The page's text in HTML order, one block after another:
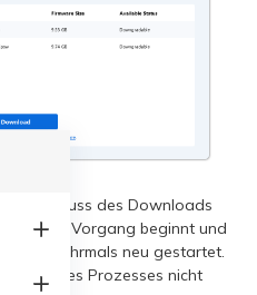
Abschluss des Downloads
. Der Vorgang beginnt und
mehrmals neu gestartet.
des Prozesses nicht